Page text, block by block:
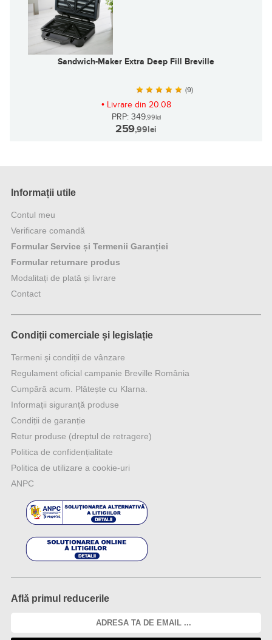
Sandwich-Maker Extra Deep Fill Breville
(9)
• Livrare din 20.08
PRP: 349,99lei
259,99 lei
Informații utile
Contul meu
Verificare comandă
Formular Service și Termenii Garanției
Formular returnare produs
Modalitați de plată și livrare
Contact
Condiții comerciale și legislație
Termeni și condiții de vânzare
Regulament oficial campanie Breville România
Cumpără acum. Plătește cu Klarna.
Informații siguranță produse
Condiții de garanție
Retur produse (dreptul de retragere)
Politica de confidențialitate
Politica de utilizare a cookie-uri
ANPC
Află primul reducerile